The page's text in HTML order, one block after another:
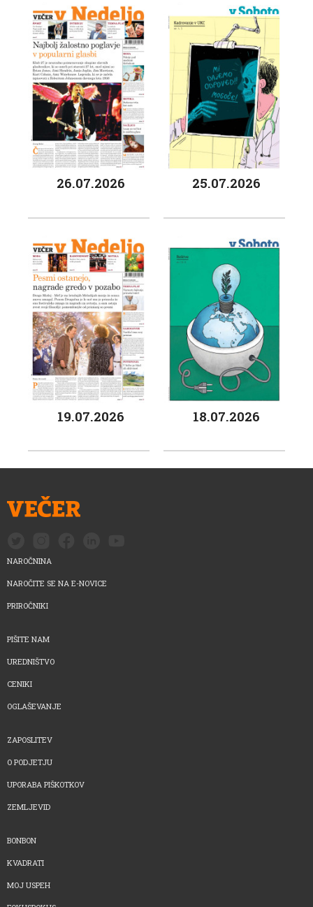
26.07.2026 25.07.2026
19.07.2026 18.07.2026
NAROČNINA
NAROČITE SE NA E-NOVICE
PRIROČNIKI
PIŠITE NAM
UREDNIŠTVO
CENIKI
OGLAŠEVANJE
ZAPOSLITEV
O PODJETJU
UPORABA PIŠKOTKOV
ZEMLJEVID
BONBON
KVADRATI
MOJ USPEH